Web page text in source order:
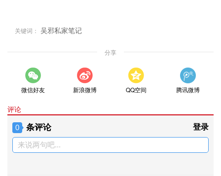
关键词： 吴邪私家笔记
分享
微信好友 新浪微博 QQ空间 腾讯微博
评论
0 条评论 登录
来说两句吧...